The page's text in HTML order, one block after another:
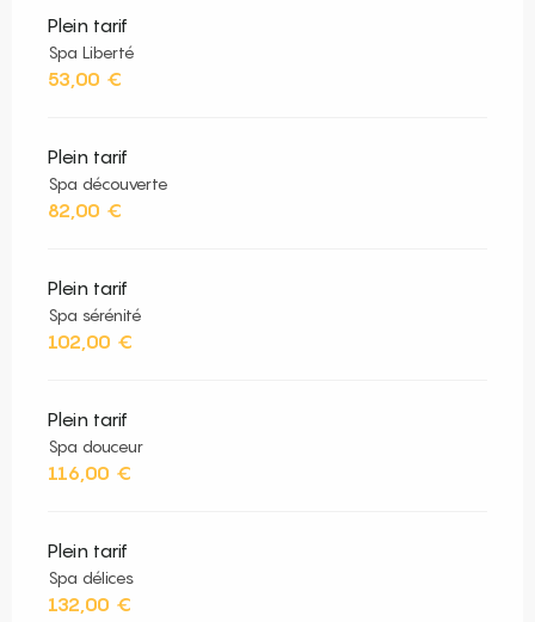
Plein tarif
Spa Liberté
53,00 €
Plein tarif
Spa découverte
82,00 €
Plein tarif
Spa sérénité
102,00 €
Plein tarif
Spa douceur
116,00 €
Plein tarif
Spa délices
132,00 €